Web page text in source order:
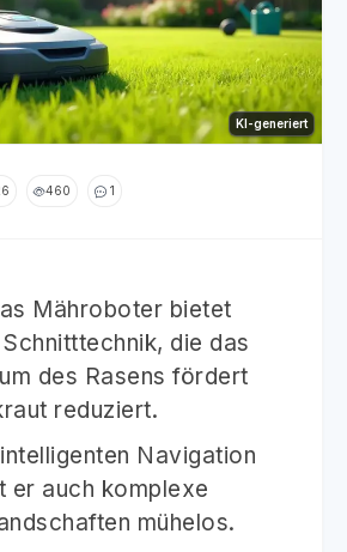
KI-generiert
460 1
Mähroboter bietet
die das
des Rasens fördert
reduziert.
Navigation
er auch komplexe
mühelos.